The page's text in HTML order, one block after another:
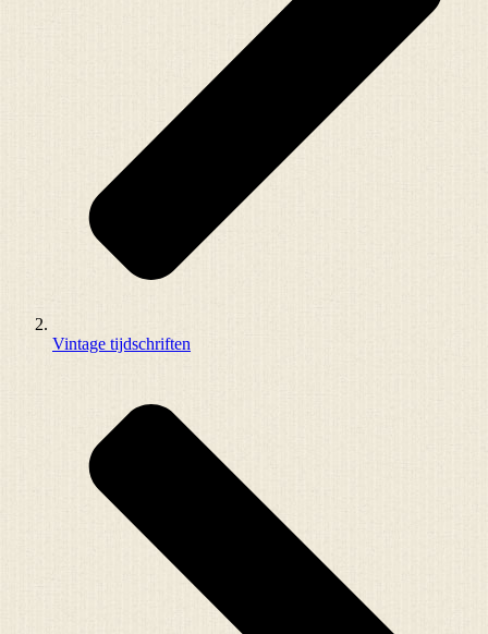
Vintage tijdschriften